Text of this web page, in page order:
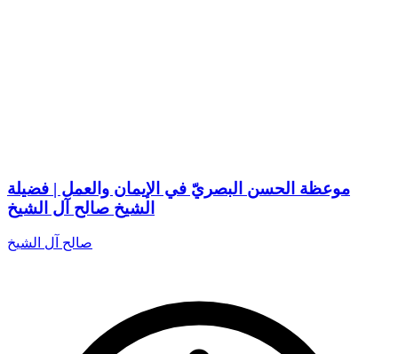
موعظة الحسن البصريّ في الإيمان والعمل | فضيلة
الشيخ صالح آل الشيخ
صالح آل الشيخ